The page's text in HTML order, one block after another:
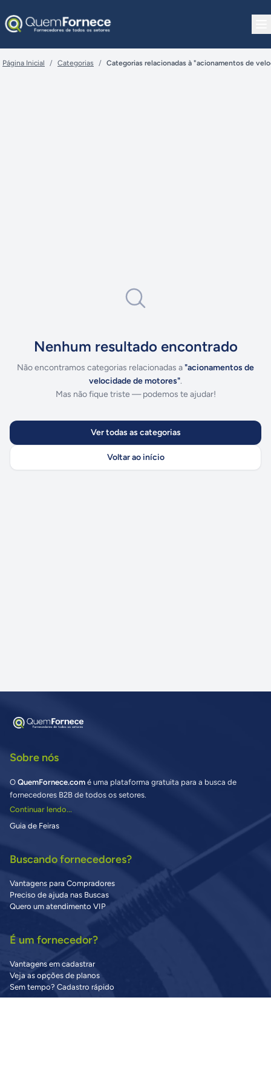
Página Inicial / Categorias / Categorias relacionadas à "acionamentos de
Nenhum resultado encontrado
Não encontramos categorias relacionadas a"acionamentos de
velocidade de motores".
Mas não fique triste — podemos te ajudar!
Ver todas as categorias
Voltar ao início
Sobre nós
O QuemFornece.com é uma plataforma gratuita para a busca de
fornecedores B2B de todos os setores.
Continuar lendo...
Guia de Feiras
Buscando fornecedores?
Vantagens para Compradores
Preciso de ajuda nas Buscas
Quero um atendimento VIP
É um fornecedor?
Vantagens em cadastrar
Veja as opções de planos
Sem tempo? Cadastro rápido